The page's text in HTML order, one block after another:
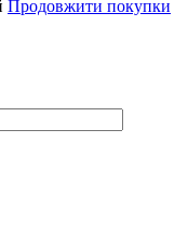
Продовжити покупки